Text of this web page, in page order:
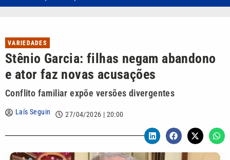
VARIEDADES
Stênio Garcia: filhas negam abandono
e ator faz novas acusações
Conflito familiar expõe versões divergentes
Laís Seguin 27/04/2026 | 20:00